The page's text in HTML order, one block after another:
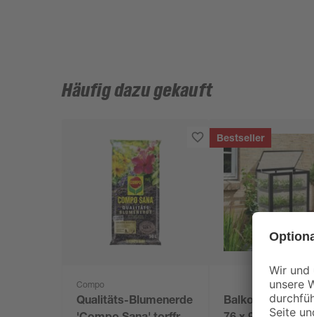
Häufig dazu gekauft
Compo
Qualitäts-Blumenerde
Bestseller
Balkon-